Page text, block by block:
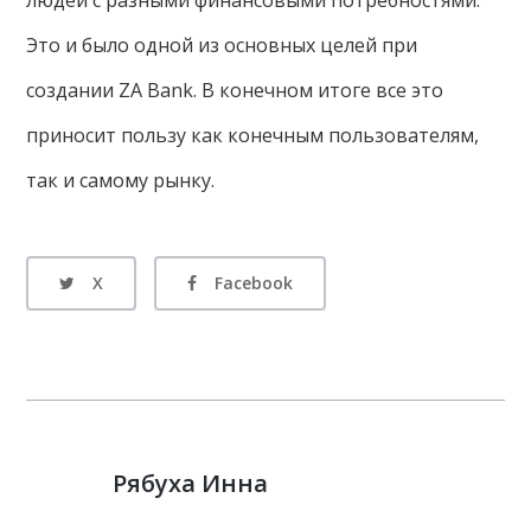
Это и было одной из основных целей при
создании ZA Bank. В конечном итоге все это
приносит пользу как конечным пользователям,
так и самому рынку.
X Facebook
Рябуха Инна